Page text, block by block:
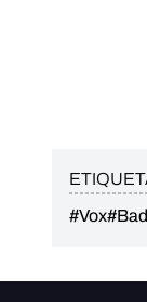
#Vox